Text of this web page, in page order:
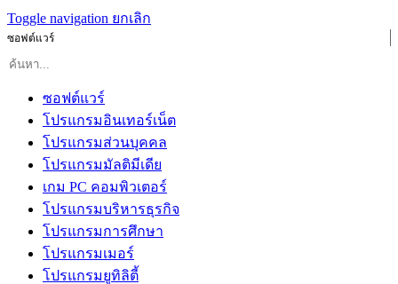
Toggle navigation ยกเลิก
ซอฟต์แวร์
ซอฟต์แวร์
โปรแกรมอินเทอร์เน็ต
โปรแกรมส่วนบุคคล
โปรแกรมมัลติมีเดีย
เกม PC คอมพิวเตอร์
โปรแกรมบริหารธุรกิจ
โปรแกรมการศึกษา
โปรแกรมเมอร์
โปรแกรมยูทิลิตี้